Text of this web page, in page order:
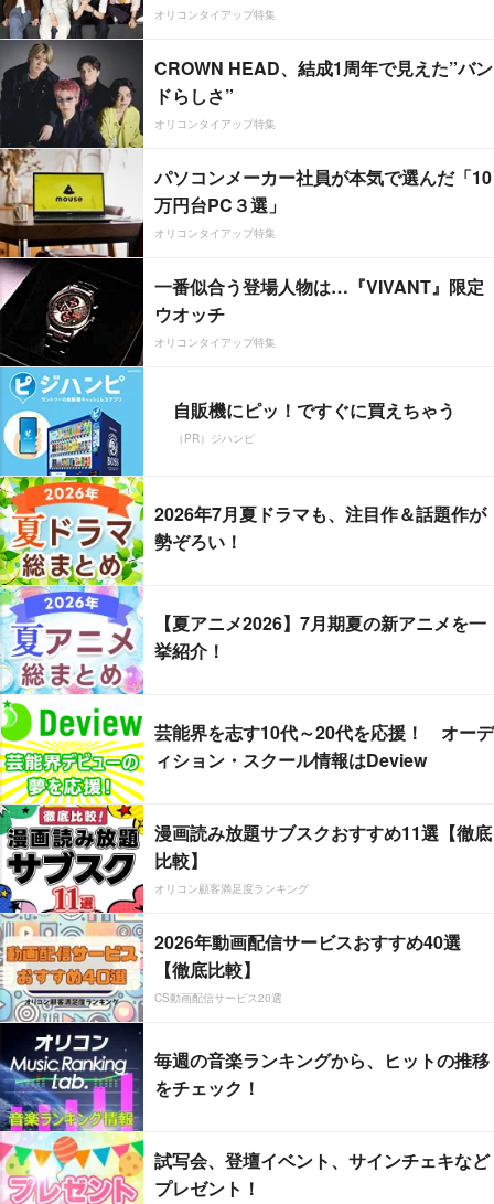
オリコンタイアップ特集
CROWN HEAD、結成1周年で見えた”バン
ドらしさ”
オリコンタイアップ特集
パソコンメーカー社員が本気で選んだ「10
万円台PC３選」
オリコンタイアップ特集
一番似合う登場人物は…『VIVANT』限定
ウオッチ
オリコンタイアップ特集
自販機にピッ！ですぐに買えちゃう
（PR）ジハンピ
2026年7月夏ドラマも、注目作＆話題作が
勢ぞろい！
【夏アニメ2026】7月期夏の新アニメを一
挙紹介！
芸能界を志す10代～20代を応援！ オーデ
ィション・スクール情報はDeview
漫画読み放題サブスクおすすめ11選【徹底
比較】
オリコン顧客満足度ランキング
2026年動画配信サービスおすすめ40選
【徹底比較】
CS動画配信サービス20選
毎週の音楽ランキングから、ヒットの推移
をチェック！
試写会、登壇イベント、サインチェキなど
プレゼント！